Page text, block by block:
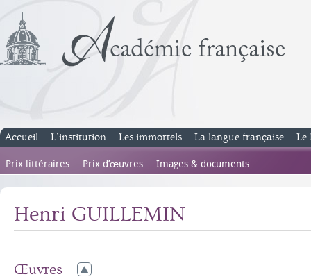
Accueil L’institution Les immortels La langue française Le
Prix littéraires Prix d’œuvres Images & documents
Henri GUILLEMIN
Œuvres